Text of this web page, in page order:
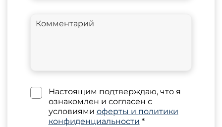
Настоящим подтверждаю, что я
ознакомлен и согласен с
условиями оферты и политики
конфиденциальности *